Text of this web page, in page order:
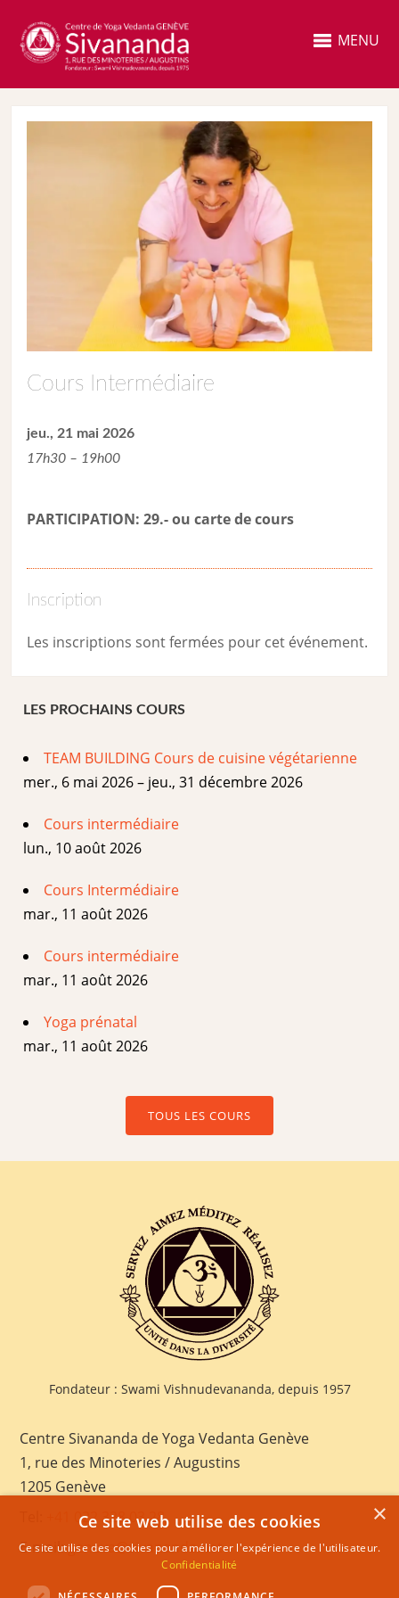
MENU
Cours Intermédiaire
jeu., 21 mai 2026
17h30 – 19h00
PARTICIPATION: 29.- ou carte de cours
Inscription
Les inscriptions sont fermées pour cet événement.
LES PROCHAINS COURS
TEAM BUILDING Cours de cuisine végétarienne
mer., 6 mai 2026 – jeu., 31 décembre 2026
Cours intermédiaire
lun., 10 août 2026
Cours Intermédiaire
mar., 11 août 2026
Cours intermédiaire
mar., 11 août 2026
Yoga prénatal
mar., 11 août 2026
TOUS LES COURS
Fondateur : Swami Vishnudevananda, depuis 1957
Centre Sivananda de Yoga Vedanta Genève
1, rue des Minoteries / Augustins
1205 Genève
+41 022 328 03 28
E-mail:geneva@sivananda.net
×
Ce site web utilise des cookies
Ce site utilise des cookies pour améliorer l'expérience de l'utilisateur.
Confidentialité